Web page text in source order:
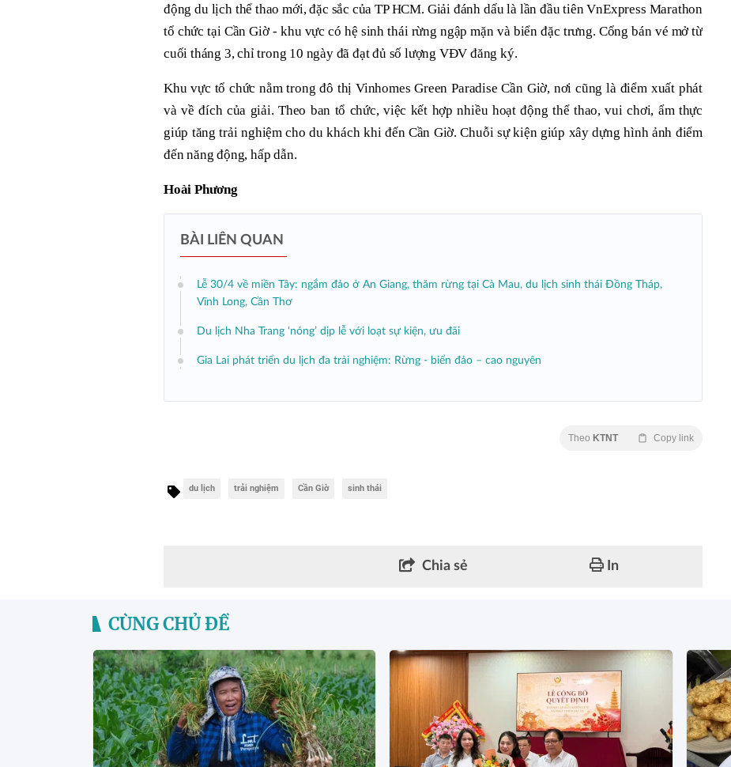
động du lịch thể thao mới, đặc sắc của TP HCM. Giải đánh dấu là lần đầu tiên VnExpress Marathon
tổ chức tại Cần Giờ - khu vực có hệ sinh thái rừng ngập mặn và biển đặc trưng. Cổng bán vé mở từ
cuối tháng 3, chỉ trong 10 ngày đã đạt đủ số lượng VĐV đăng ký.
Khu vực tổ chức nằm trong đô thị Vinhomes Green Paradise Cần Giờ, nơi cũng là điểm xuất phát
và về đích của giải. Theo ban tổ chức, việc kết hợp nhiều hoạt động thể thao, vui chơi, ẩm thực
giúp tăng trải nghiệm cho du khách khi đến Cần Giờ. Chuỗi sự kiện giúp xây dựng hình ảnh điểm
đến năng động, hấp dẫn.
Hoài Phương
BÀI LIÊN QUAN
Lễ 30/4 về miền Tây: ngắm đảo ở An Giang, thăm rừng tại Cà Mau, du lịch sinh thái Đồng Tháp,
Vĩnh Long, Cần Thơ
Du lịch Nha Trang ‘nóng’ dịp lễ với loạt sự kiện, ưu đãi
Gia Lai phát triển du lịch đa trải nghiệm: Rừng - biển đảo – cao nguyên
Theo KTNT Copy link
du lịch trải nghiệm Cần Giờ sinh thái
Chia sẻ In
CÙNG CHỦ ĐỀ